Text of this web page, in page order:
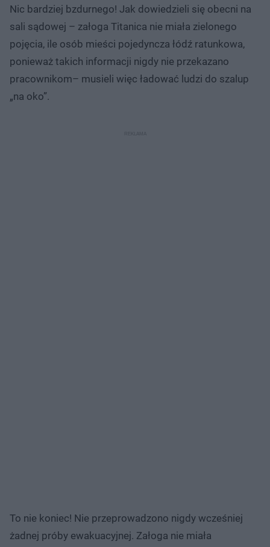
Nic bardziej bzdurnego! Jak dowiedzieli się obecni na
sali sądowej – załoga Titanica nie miała zielonego
pojęcia, ile osób mieści pojedyncza łódź ratunkowa,
ponieważ takich informacji nigdy nie przekazano
pracownikom– musieli więc ładować ludzi do szalup
„na oko”.
To nie koniec! Nie przeprowadzono nigdy wcześniej
żadnej próby ewakuacyjnej. Załoga nie miała